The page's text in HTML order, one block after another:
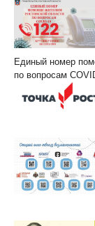
Единый номер
по вопросам